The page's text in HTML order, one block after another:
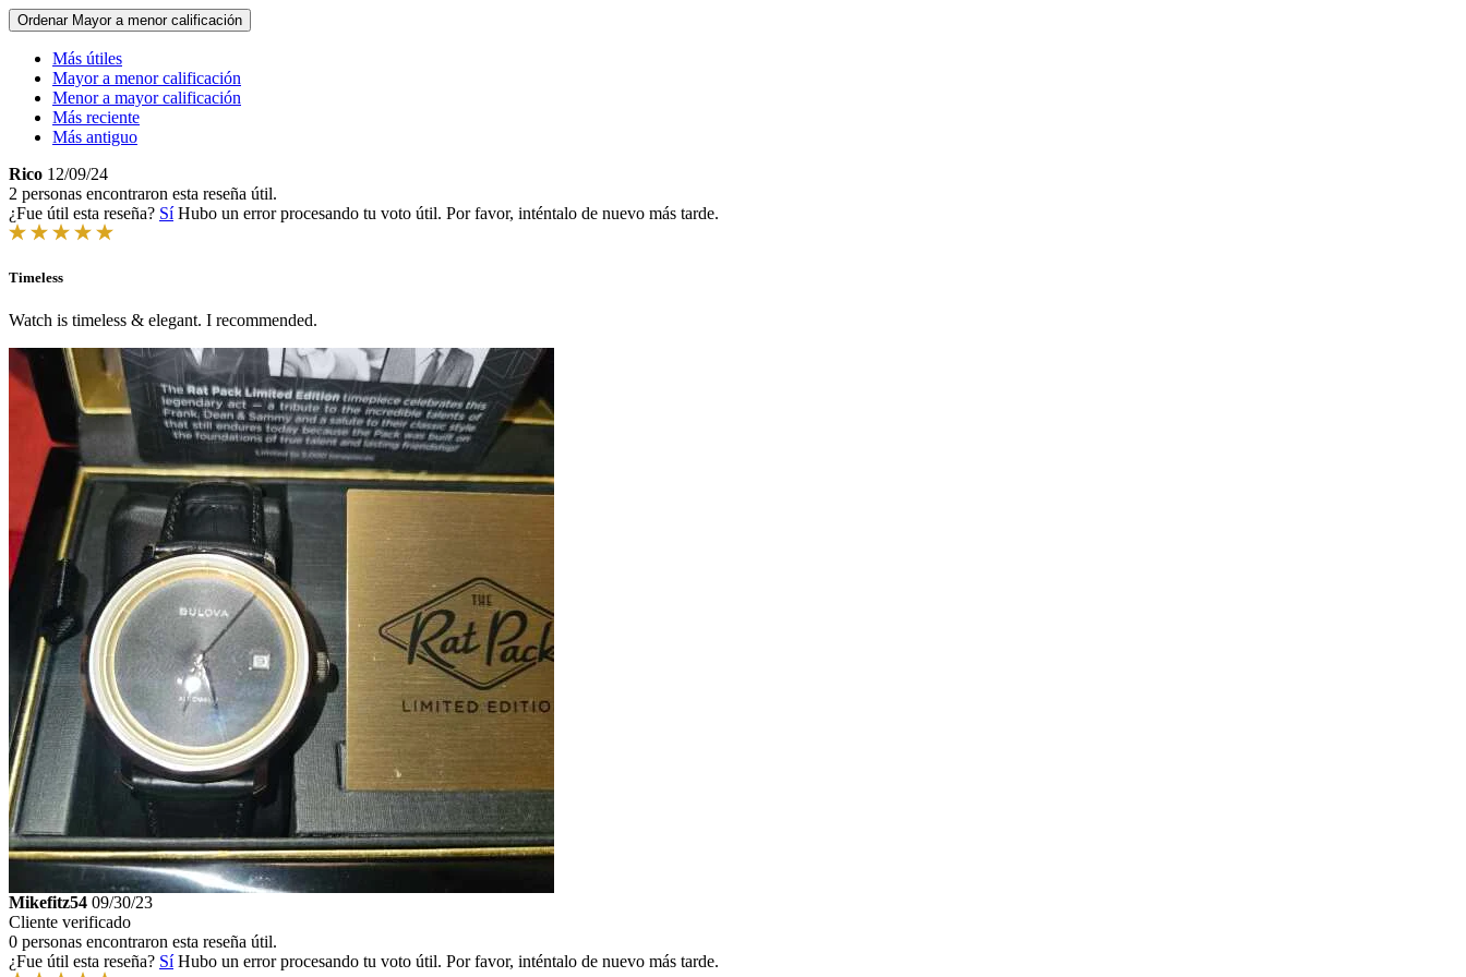
Ordenar Mayor a menor calificación
Más útiles
Mayor a menor calificación
Menor a mayor calificación
Más reciente
Más antiguo
Rico 12/09/24
2 personas encontraron esta reseña útil.
¿Fue útil esta reseña? Sí Hubo un error procesando tu voto útil. Por favor, inténtalo de nuevo más tarde.
Timeless
Watch is timeless & elegant. I recommended.
Mikefitz54 09/30/23
Cliente verificado
0 personas encontraron esta reseña útil.
¿Fue útil esta reseña? Sí Hubo un error procesando tu voto útil. Por favor, inténtalo de nuevo más tarde.